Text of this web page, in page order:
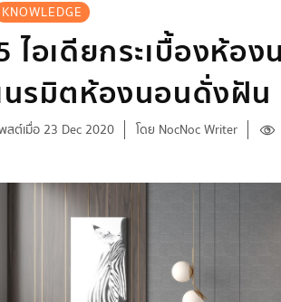
KNOWLEDGE
ไอเดียกระเบื้องห้อง
นรมิตห้องนอนดั่งฝัน
สต์เมื่อ 23 Dec 2020 โดย NocNoc Writer